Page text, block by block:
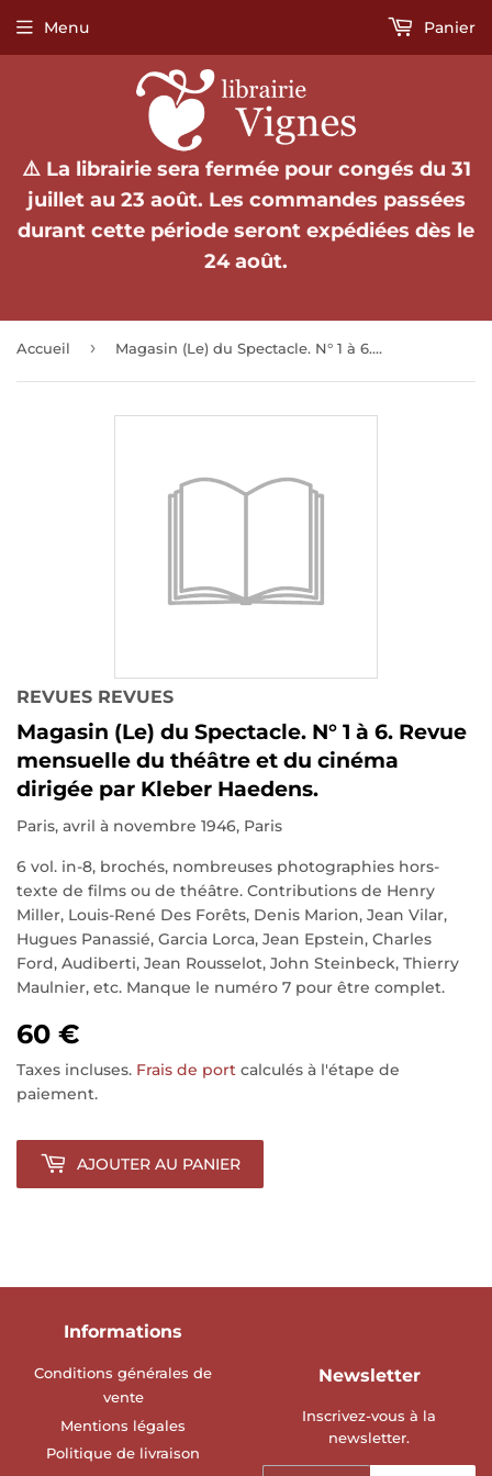
⚠️ La librairie sera fermée pour congés du 31
juillet au 23 août. Les commandes passées
durant cette période seront expédiées dès le
24 août.
Menu Panier
Accueil › Magasin (Le) du Spectacle. N° 1 à 6. Revue mensuelle du théâtre et du cinéma dirigée par Kleber Haedens.
REVUES REVUES
Magasin (Le) du Spectacle. N° 1 à 6. Revue
mensuelle du théâtre et du cinéma
dirigée par Kleber Haedens.
Paris, avril à novembre 1946, Paris
6 vol. in-8, brochés, nombreuses photographies hors-
texte de films ou de théâtre. Contributions de Henry
Miller, Louis-René Des Forêts, Denis Marion, Jean Vilar,
Hugues Panassié, Garcia Lorca, Jean Epstein, Charles
Ford, Audiberti, Jean Rousselot, John Steinbeck, Thierry
Maulnier, etc. Manque le numéro 7 pour être complet.
60 €
Taxes incluses. Frais de port calculés à l'étape de
paiement.
AJOUTER AU PANIER
Informations
Conditions générales de
vente
Mentions légales
Politique de livraison
Newsletter
Inscrivez-vous à la
newsletter.